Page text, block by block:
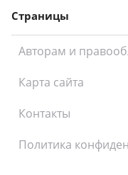
Страницы
Авторам и
Карта сайта
Контакты
Политика